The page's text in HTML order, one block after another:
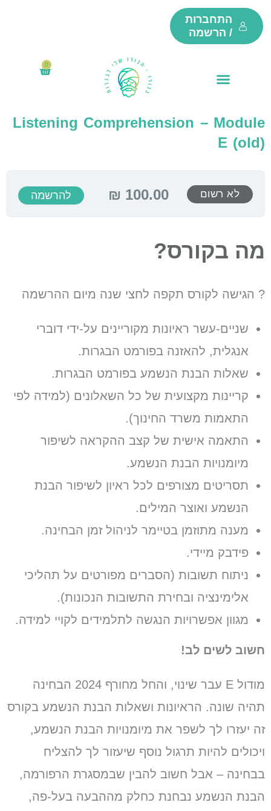
דילוג
לתוכן
התחברות
/ הרשמה
0
עגלת
Listening Comprehension – Module
E (old)
לא רשום ‏100.00 ₪ להרשמה
מה בקורס?
? הגישה לקורס תקפה לחצי שנה מיום ההרשמה
שניים-עשר ראיונות מקוריינים על-ידי דוברי
אנגלית, להאזנה בפורמט הבגרות.
שאלות הבנת הנשמע בפורמט הבגרות.
קריינות מקצועית של כל השאלונים (למידה לפי
התאמות משרד החינוך).
התאמה אישית של קצב ההקראה לשיפור
מיומנויות הבנת הנשמע.
תסריטים מצורפים לכל ראיון לשיפור הבנת
הנשמע ואוצר המילים.
מענה מתוזמן בטיימר לניהול זמן הבחינה.
פידבק מיידי.
ניתוח תשובות (הסברים מפורטים על תהליכי
אלימינציה ובחירת התשובות הנכונות).
מגוון אפשרויות הנגשה לתלמידים לקויי למידה.
חשוב לשים לב!
מודול E עבר שינוי, והחל מחורף 2024 הבחינה
תהיה שונה. הראיונות ושאלות הבנת הנשמע בקורס
זה יעזרו לך לשפר את מיומנויות הבנת הנשמע,
ויכולים להיות תרגול נוסף שיעזור לך להצליח
בבחינה – אבל חשוב להבין שבמסגרת הרפורמה,
הבנת הנשמע נבחנת כחלק מההבעה בעל-פה,